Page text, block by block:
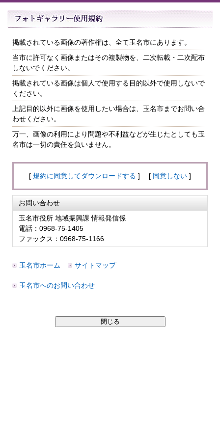
掲載されている画像の著作権は、全て玉名市にあります。
当市に許可なく画像またはその複製物を、二次転載・二次配布
しないでください。
掲載されている画像は個人で使用する目的以外で使用しないで
ください。
上記目的以外に画像を使用したい場合は、玉名市までお問い合
わせください。
万一、画像の利用により問題や不利益などが生じたとしても玉
名市は一切の責任を負いません。
[ 規約に同意してダウンロードする ] [ 同意しない ]
お問い合わせ
玉名市役所 地域振興課 情報発信係
電話：0968-75-1405
ファックス：0968-75-1166
玉名市ホーム サイトマップ
玉名市へのお問い合わせ